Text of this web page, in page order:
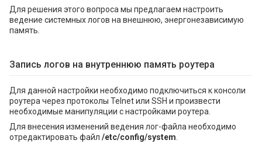
Для решения этого вопроса мы предлагаем настроить
ведение системных логов на внешнюю, энергонезависимую
память.
Запись логов на внутреннюю память роутера
Для данной настройки необходимо подключиться к консоли
роутера через протоколы Telnet или SSH и произвести
необходимые манипуляции с настройками роутера.
Для внесения изменений ведения лог-файла необходимо
отредактировать файл /etc/config/system